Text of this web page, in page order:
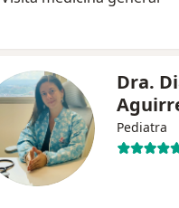
Dra.
Pediatra